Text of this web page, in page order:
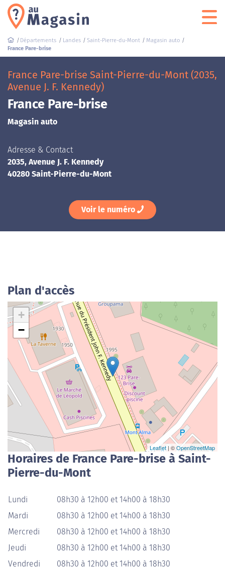
Départements Landes Saint-Pierre-du-Mont
Magasin auto
France Pare-brise
France Pare-brise Saint-Pierre-du-Mont (2035,
Avenue J. F. Kennedy)
France Pare-brise
Magasin auto
Adresse & Contact
2035, Avenue J. F. Kennedy
40280 Saint-Pierre-du-Mont
Voir le numéro
Plan d'accès
+
−
Leaflet | ©OpenStreetMap
Horaires de France Pare-brise à Saint-
Pierre-du-Mont
Lundi
08h30 à 12h00 et 14h00 à 18h30
Mardi
08h30 à 12h00 et 14h00 à 18h30
Mercredi
08h30 à 12h00 et 14h00 à 18h30
Jeudi
08h30 à 12h00 et 14h00 à 18h30
Vendredi
08h30 à 12h00 et 14h00 à 18h30